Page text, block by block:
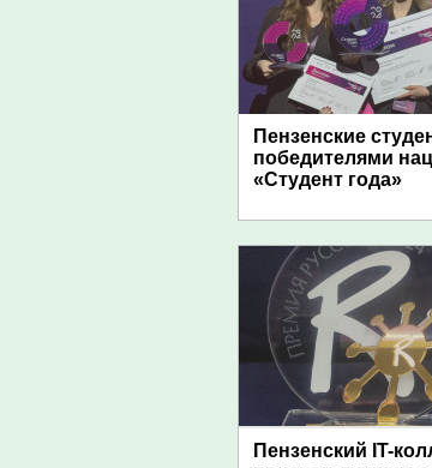
Пензенские
победителями
«Студент года»
Пензенский IT-